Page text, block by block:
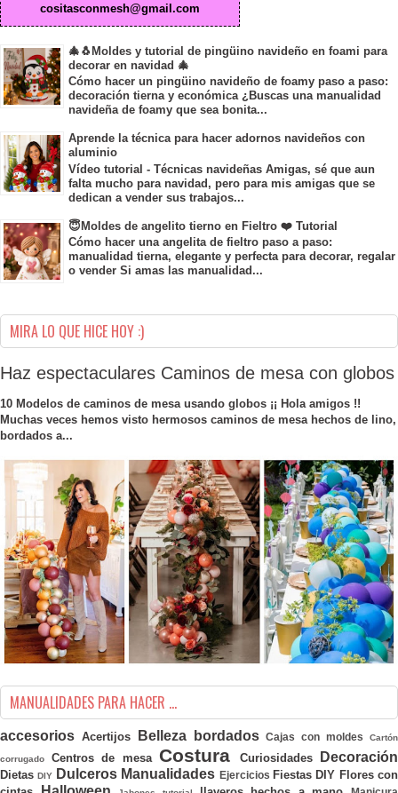
cositasconmesh@gmail.com
🎄🐧Moldes y tutorial de pingüino navideño en foami para
decorar en navidad 🎄
Cómo hacer un pingüino navideño de foamy paso a paso:
decoración tierna y económica ¿Buscas una manualidad
navideña de foamy que sea bonita...
Aprende la técnica para hacer adornos navideños con
aluminio
Vídeo tutorial - Técnicas navideñas Amigas, sé que aun
falta mucho para navidad, pero para mis amigas que se
dedican a vender sus trabajos...
😇Moldes de angelito tierno en Fieltro ❤️ Tutorial
Cómo hacer una angelita de fieltro paso a paso:
manualidad tierna, elegante y perfecta para decorar, regalar
o vender Si amas las manualidad...
MIRA LO QUE HICE HOY :)
Haz espectaculares Caminos de mesa con globos
10 Modelos de caminos de mesa usando globos ¡¡ Hola amigos !!
Muchas veces hemos visto hermosos caminos de mesa hechos de lino,
bordados a...
MANUALIDADES PARA HACER ...
accesorios Acertijos Belleza bordadosCajas con moldesCartón
corrugado Centros de mesa Costura Curiosidades Decoración
DietasDIY Dulceros Manualidades Ejercicios Fiestas DIY Flores con